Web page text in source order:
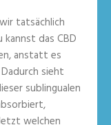
tatsächlich
kannst das CBD
anstatt es
sieht
sublingualen
welchen